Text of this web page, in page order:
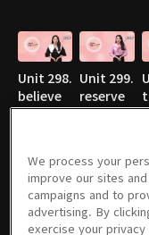
Unit 298.
believe
10분
Unit 299.
reserve
11분
Unit 304.
mom
Unit 305.
explode
We process your
improve our sites
campaigns and to
advertising. By
exercise your